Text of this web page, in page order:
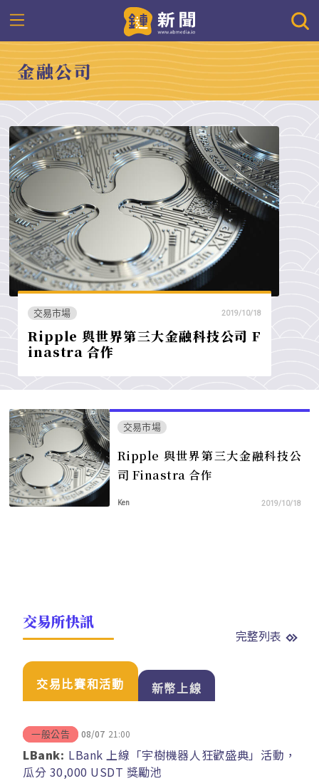
金融公司
交易市場 2019/10/18
Ripple 與世界第三大金融科技公司 F
inastra 合作
交易市場
Ripple 與世界第三大金融科技公
司 Finastra 合作
Ken 2019/10/18
交易所快訊
完整列表
交易比賽和活動 新幣上線
一般公告 08/07 21:00
LBank: LBank 上線「宇樹機器人狂歡盛典」活動，
瓜分 30,000 USDT 獎勵池